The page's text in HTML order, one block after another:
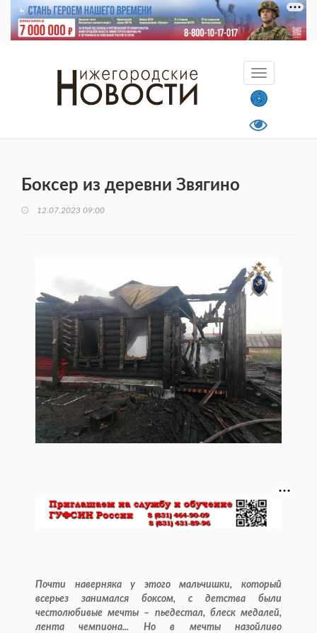
Боксер из деревни Звягино
12.07.2023 09:00
Почти наверняка у этого мальчишки, который
всерьез занимался боксом, с детства были
честолюбивые мечты – пьедестал, блеск медалей,
лента чемпиона... Но в мечты назойливо